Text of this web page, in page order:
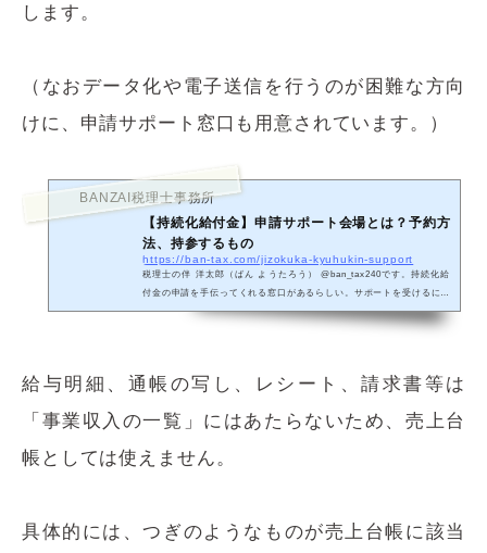
します。
（なおデータ化や電子送信を行うのが困難な方向
けに、申請サポート窓口も用意されています。）
BANZAI税理士事務所
【持続化給付金】申請サポート会場とは？予約方
法、持参するもの
https://ban-tax.com/jizokuka-kyuhukin-support
税理士の伴 洋太郎（ばん ようたろう） @ban_tax240です。持続化給
付金の申請を手伝ってくれる窓口があるらしい。サポートを受けるには
どうしたらいいの？そうお考えの方へ向けた記事です。当記事では、持
給与明細、通帳の写し、レシート、請求書等は
「事業収入の一覧」にはあたらないため、売上台
帳としては使えません。
具体的には、つぎのようなものが売上台帳に該当